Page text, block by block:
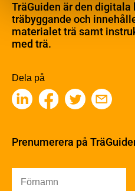
Skogsbruk
Barrträdets
Träets egenskaper och
Träbaserade produkter
Kemisk behandling
Fakta om Limträ
Värmeisolering och
Ljud
Brandsäkerhet
TräGuiden är den digitala
träbyggande och
materialet trä samt
med trä.
Dela på
Prenumerera på